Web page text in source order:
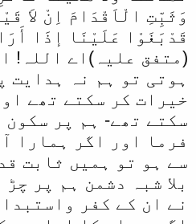
وَثَبِّتِ الْاَقْدَامَ اِنْ لاَ
قَدْبَغَوْا عَلَیْنَا إذَا
(متفق علیہ)اے اللہ!
ہوتی تو ہم نہ ہدایت
خیرات کر سکتے تھے
سکتے تھے- ہم پر
فرما اور اگر ہمارا
سے ہو تو ہمیں ثابت
بلا شبہ دشمن ہم پر
نے ان کے کفر